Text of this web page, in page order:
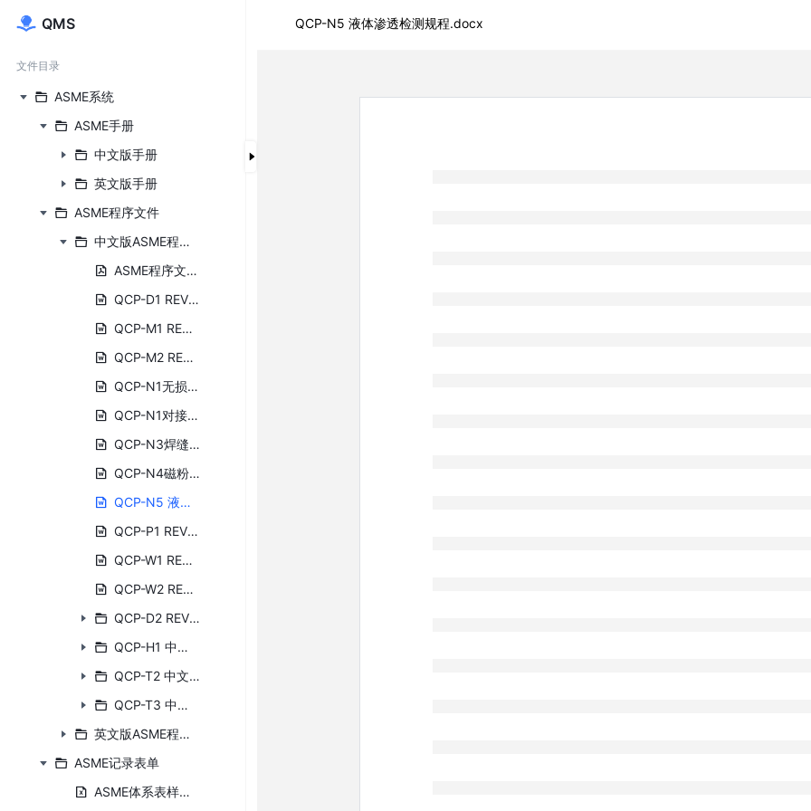
QMS
文件目录
ASME系统
ASME手册
中文版手册
英文版手册
ASME程序文件
中文版ASME程序文件
ASME程序文件中文封面.pdf
QCP-D1 REV0设计人员资格评定程序.docx
QCP-M1 REV3材料验收程序.doc
QCP-M2 REV3材料标志及移植程序.doc
QCP-N1无损检测人员资格认可规定.DOC
QCP-N1对接焊缝射线检测规程.DOC
QCP-N3焊缝超声波检测规程.doc
QCP-N4磁粉检测规程.DOC
QCP-N5 液体渗透检测规程.docx
QCP-P1 REV2水压试验程序.DOC
QCP-W1 REV3焊接材料控制程序.doc
QCP-W2 REV2焊接缺陷返修程序.doc
QCP-D2 REV0图纸及技术文件收发管理规定
QCP-H1 中文 焊后热处理控制程序
QCP-T2 中文 目视检测程序
QCP-T3 中文 焊接检验程序
英文版ASME程序文件
ASME记录表单
ASME体系表样清单.xlsx
QCP-N5 液体渗透检测规程.docx